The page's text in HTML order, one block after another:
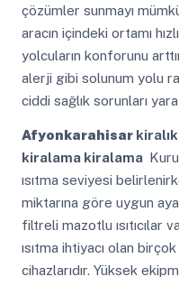
çözümler sunmayı
aracın içindeki ortamı
yolcuların konforunu
alerji gibi solunum yolu
ciddi sağlık sorunları
Afyonkarahisarkiralık
kiralama kiralama
ısıtma seviyesi
miktarına göre uygun
filtreli mazotlu ısıtıcılar
ısıtma ihtiyacı olan
cihazlarıdır. Yüksek